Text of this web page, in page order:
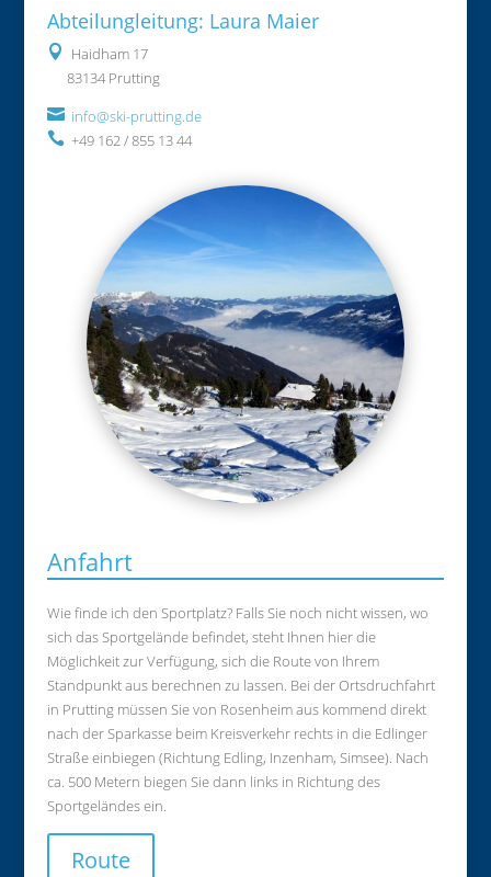
Abteilungleitung: Laura Maier

Haidham 17
83134 Prutting
 info@ski-prutting.de
+49 162 / 855 13 44
Anfahrt
Wie finde ich den Sportplatz? Falls Sie noch nicht wissen, wo
sich das Sportgelände befindet, steht Ihnen hier die
Möglichkeit zur Verfügung, sich die Route von Ihrem
Standpunkt aus berechnen zu lassen. Bei der Ortsdruchfahrt
in Prutting müssen Sie von Rosenheim aus kommend direkt
nach der Sparkasse beim Kreisverkehr rechts in die Edlinger
Straße einbiegen (Richtung Edling, Inzenham, Simsee). Nach
ca. 500 Metern biegen Sie dann links in Richtung des
Sportgeländes ein.
Route